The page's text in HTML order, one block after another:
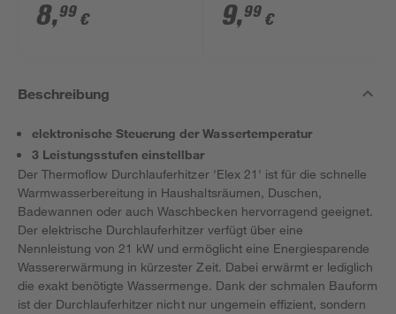
mm
8,99 €
x 40/50 mm
9,99 €
Beschreibung
elektronische Steuerung der Wassertemperatur
3 Leistungsstufen einstellbar
Der Thermoflow Durchlauferhitzer 'Elex 21' ist für die schnelle
Warmwasserbereitung in Haushaltsräumen, Duschen,
Badewannen oder auch Waschbecken hervorragend geeignet.
Der elektrische Durchlauferhitzer verfügt über eine
Nennleistung von 21 kW und ermöglicht eine Energiesparende
Wassererwärmung in kürzester Zeit. Dabei erwärmt er lediglich
die exakt benötigte Wassermenge. Dank der schmalen Bauform
ist der Durchlauferhitzer nicht nur ungemein effizient, sondern